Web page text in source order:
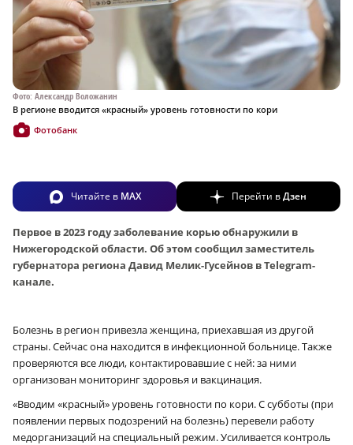
Фото: Александр Воложанин
В регионе вводится «красный» уровень готовности по кори
Фотобанк
Читайте в MAX Перейти вДзен
Первое в 2023 году заболевание корью обнаружили в
Нижегородской области. Об этом сообщил заместитель
губернатора региона Давид Мелик-Гусейнов в Telegram-
канале.
Болезнь в регион привезла женщина, приехавшая из другой
страны. Сейчас она находится в инфекционной больнице. Также
проверяются все люди, контактировавшие с ней: за ними
организован мониторинг здоровья и вакцинация.
«Вводим «красный» уровень готовности по кори. С субботы (при
появлении первых подозрений на болезнь) перевели работу
медорганизаций на специальный режим. Усиливается контроль